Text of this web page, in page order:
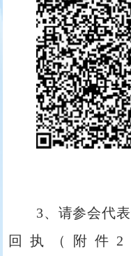
3、请参会代
回执（附件2